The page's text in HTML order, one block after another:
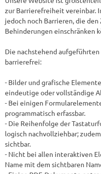
zur Barrierefreiheit vereinbar.
jedoch noch Barrieren, die
Behinderungen einschränken
Die nachstehend
barrierefrei:
- Bilder und grafische
eindeutige oder vollständige
- Bei einigen
programmatisch erfassbar.
- Die Reihenfolge der
logisch nachvollziehbar;
sichtbar.
- Nicht bei allen interaktiven
Name mit dem sichtbaren